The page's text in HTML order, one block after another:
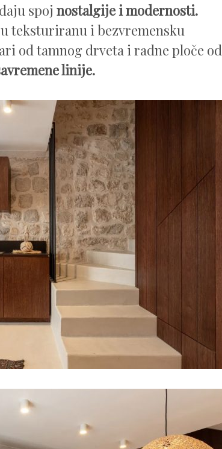
spoj nostalgije i modernosti.
teksturiranu i bezvremensku
od tamnog drveta i radne ploče od
linije.